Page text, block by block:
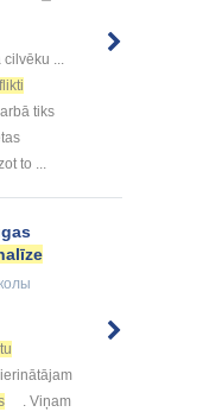
cilvēku ...
tiks
to ...
. Viņam